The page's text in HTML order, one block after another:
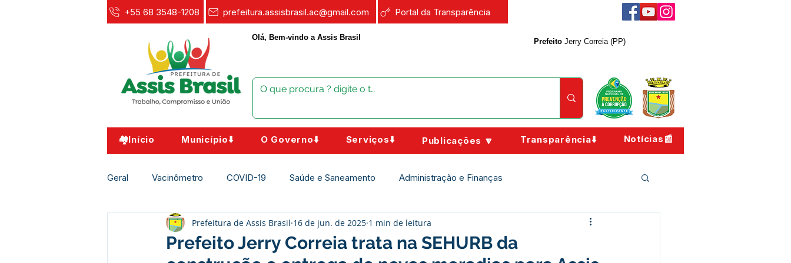
+55 68 3548-1208 prefeitura.assisbrasil.ac@gmail.com Portal da Transparência
Olá, Bem-vindo a Assis Brasil Prefeito Jerry Correia (PP)
🏘️Início Município⬇️ O Governo⬇️ Serviços⬇️ Publicações 🔽 Transparência⬇️ Notícias📰
Geral Vacinômetro COVID-19 Saúde e Saneamento Administração e Finanças
Agricultura e Meio Ambiente Assistência Social Campanhas
Prefeito Jerry Correia trata na SEHURB da
Prefeitura de Assis Brasil 16 de jun. de 2025 1 min de leitura